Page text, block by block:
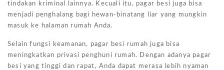
tindakan kriminal lainnya. Kecuali itu, pagar besi juga bisa
menjadi penghalang bagi hewan-binatang liar yang mungkin
masuk ke halaman rumah Anda.
Selain fungsi keamanan, pagar besi rumah juga bisa
meningkatkan privasi penghuni rumah. Dengan adanya pagar
besi yang tinggi dan rapat, Anda dapat merasa lebih nyaman